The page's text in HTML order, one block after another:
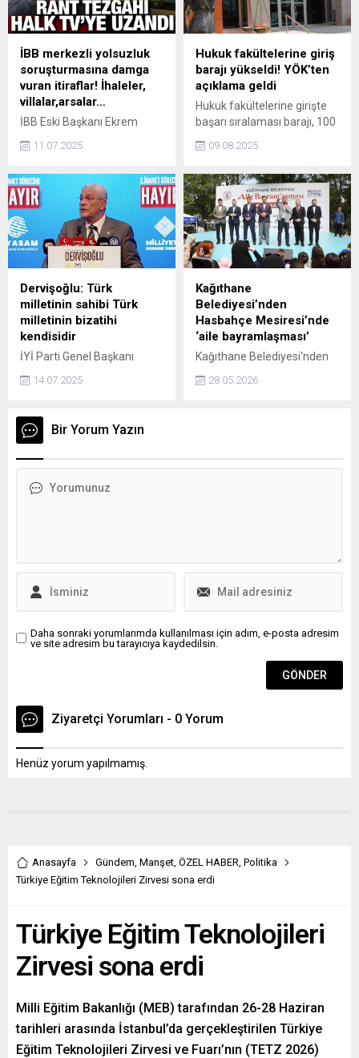
İBB merkezli yolsuzluk
soruşturmasına damga
vuran itiraflar! İhaleler,
villalar,arsalar…
İBB Eski Başkanı Ekrem
İmamoğlu'nun yolsuzluk
soruşturması kapsamında
şüpheliler etkin pişmanlık
yasasından faydalanarak
İBB'deki yolsuzlukları itiraf
etmeye başladı.
11.07.2025
Hukuk fakültelerine giriş
barajı yükseldi! YÖK’ten
açıklama geldi
Hukuk fakültelerine girişte
başarı sıralaması barajı, 100
binden 125 bine yükseldi.
YÖK'ten tercihlerini yapan
geldi.
09.08.2025
Dervişoğlu: Türk
milletinin sahibi Türk
milletinin bizatihi
kendisidir
İYİ Parti Genel Başkanı
milletinin sahibi Türk
Türk milleti kendi geleceğini
kimsenin kibirle kurulmuş
14.07.2025
Kağıthane
Belediyesi’nden
Hasbahçe Mesiresi’nde
‘aile bayramlaşması’
Kağıthane Belediyesi'nden
bayramlaşması'
28.05.2026
Bir Yorum Yazın
Daha sonraki yorumlarımda kullanılması için adım, e-posta adresim
ve site adresim bu tarayıcıya kaydedilsin.
Ziyaretçi Yorumları - 0 Yorum
Henüz yorum yapılmamış.
Anasayfa Gündem Manşet ÖZEL HABER Politika
Türkiye Eğitim Teknolojileri Zirvesi sona erdi
Türkiye Eğitim Teknolojileri
Zirvesi sona erdi
Milli Eğitim Bakanlığı (MEB) tarafından 26-28 Haziran
tarihleri arasında İstanbul’da gerçekleştirilen Türkiye
Eğitim Teknolojileri Zirvesi ve Fuarı’nın (TETZ 2026)